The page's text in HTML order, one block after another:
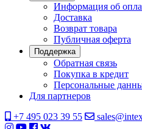
Информация об
Доставка
Возврат товара
Публичная оферта
Поддержка
Обратная связь
Покупка в кредит
Персональные
Для партнеров
+7 495 023 39 55